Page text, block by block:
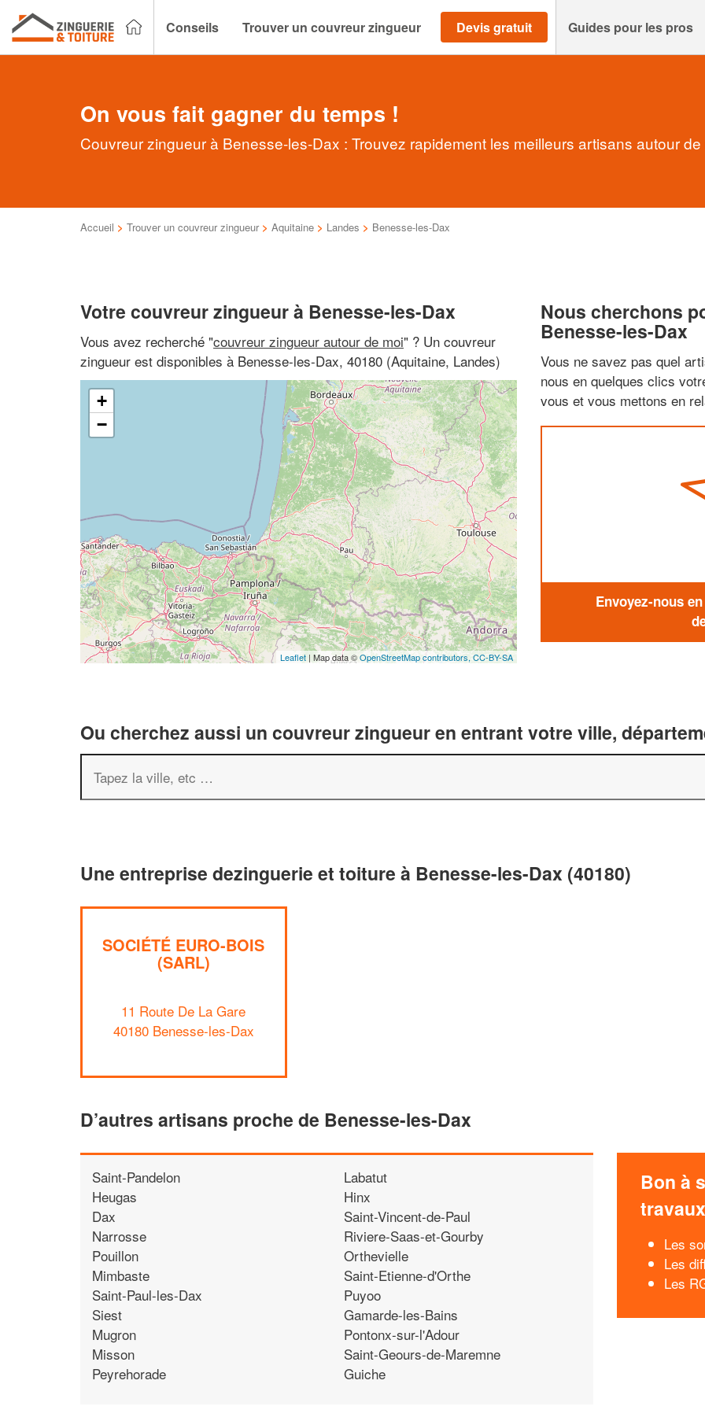
Conseils Trouver un couvreur zingueur Devis gratuit Guides pour les pros
On vous fait gagner du temps !
Couvreur zingueur à Benesse-les-Dax : Trouvez rapidement les meilleurs artisans autour de
Accueil > Trouver un couvreur zingueur > Aquitaine > Landes > Benesse-les-Dax
Votre couvreur zingueur à Benesse-les-Dax
Vous avez recherché "couvreur zingueur autour de moi" ? Un couvreur
zingueur est disponibles à Benesse-les-Dax, 40180 (Aquitaine, Landes)
+
−
Leaflet | Map data ©OpenStreetMap contributors, CC-BY-SA
Nous cherchons
Benesse-les-Dax
Vous ne savez pas quel
nous en quelques clics
vous et vous mettons en
Envoyez-nous
Ou cherchez aussi un couvreur zingueur en entrant votre ville,
Une entreprise dezinguerie et toiture à Benesse-les-Dax (40180)
SOCIÉTÉ EURO-BOIS
(SARL)
11 Route De La Gare
40180 Benesse-les-Dax
D’autres artisans proche de Benesse-les-Dax
Saint-Pandelon
Heugas
Dax
Narrosse
Pouillon
Mimbaste
Saint-Paul-les-Dax
Siest
Mugron
Misson
Peyrehorade
Labatut
Hinx
Saint-Vincent-de-Paul
Riviere-Saas-et-Gourby
Orthevielle
Saint-Etienne-d'Orthe
Puyoo
Gamarde-les-Bains
Pontonx-sur-l'Adour
Saint-Geours-de-Maremne
Guiche
Bon à
travaux
Les
Les
Les